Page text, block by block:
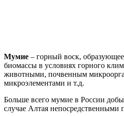
Мумие – горный воск,
биомассы в условиях горного
животными, почвенным
микроэлементами и т.д.
Больше всего мумие в России
случае Алтая непосредственными